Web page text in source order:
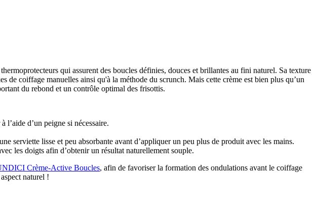
qui assurent des boucles définies, douces et brillantes au fini naturel. Sa texture
de coiffage manuelles ainsi qu'à la méthode du scrunch. Mais cette crème est bien plus qu’un
du rebond et un contrôle optimal des frisottis.
l’aide d’un peigne si nécessaire.
serviette lisse et peu absorbante avant d’appliquer un peu plus de produit avec les mains.
les doigts afin d’obtenir un résultat naturellement souple.
Crème-Active Boucles, afin de favoriser la formation des ondulations avant le coiffage
naturel !